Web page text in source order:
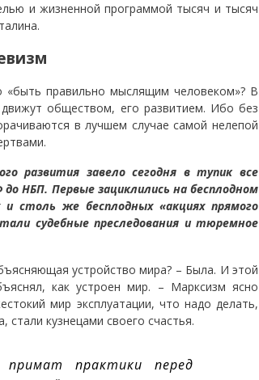
и жизненной программой тысяч и тысяч
правильно мыслящим человеком»? В
обществом, его развитием. Ибо без
в лучшем случае самой нелепой
развития завело сегодня в тупик все
НБП. Первые зациклились на бесплодном
столь же бесплодных «акциях прямого
судебные преследования и тюремное
устройство мира? – Была. И этой
как устроен мир. – Марксизм ясно
мир эксплуатации, что надо делать,
кузнецами своего счастья.
практики перед